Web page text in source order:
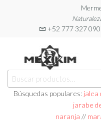
+52 777 327
Mexikim
Búsquedas populares: jalea
jarabe
naranja //